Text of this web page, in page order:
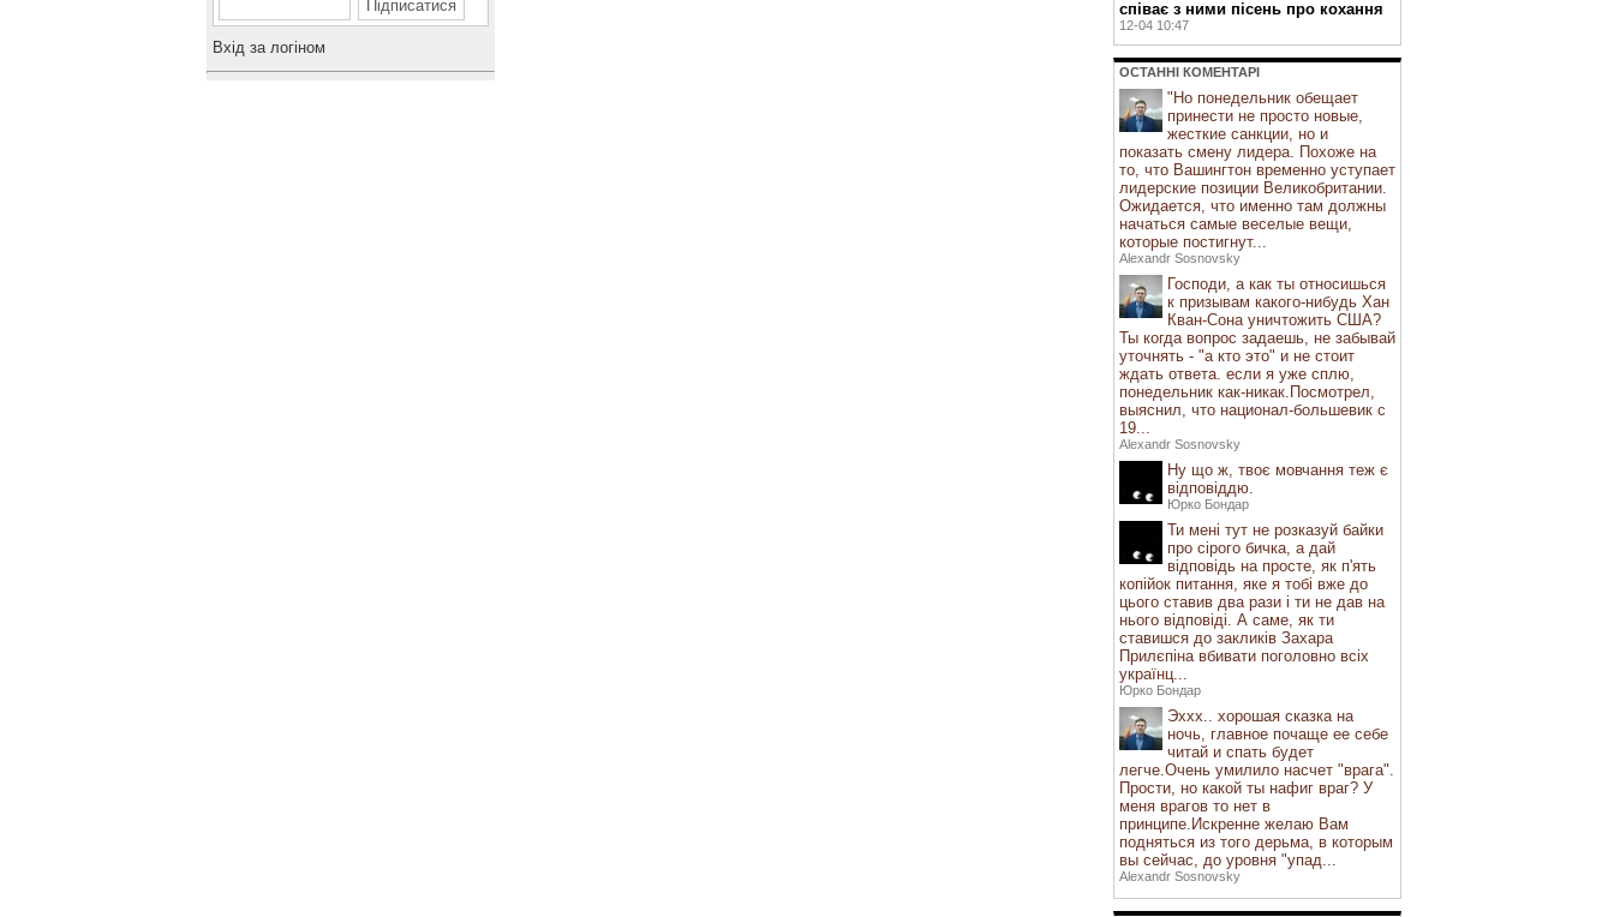
Вхiд за логiном
співає з ними пісень про кохання
12-04 10:47
ОСТАННI КОМЕНТАРI
"Но понедельник обещает
принести не просто новые,
жесткие санкции, но и
показать смену лидера. Похоже на
то, что Вашингтон временно уступает
лидерские позиции Великобритании.
Ожидается, что именно там должны
начаться самые веселые вещи,
которые постигнут...
Alexandr Sosnovsky
Господи, а как ты относишься
к призывам какого-нибудь Хан
Кван-Сона уничтожить США?
Ты когда вопрос задаешь, не забывай
уточнять - "а кто это" и не стоит
ждать ответа. если я уже сплю,
понедельник как-никак.Посмотрел,
выяснил, что национал-большевик с
19...
Alexandr Sosnovsky
Ну що ж, твоє мовчання теж є
відповіддю.
Юрко Бондар
Ти мені тут не розказуй байки
про сірого бичка, а дай
відповідь на просте, як п'ять
копійок питання, яке я тобі вже до
цього ставив два рази і ти не дав на
нього відповіді. А саме, як ти
ставишся до закликів Захара
Прилєпіна вбивати поголовно всіх
українц...
Юрко Бондар
Эххх.. хорошая сказка на
ночь, главное почаще ее себе
читай и спать будет
легче.Очень умилило насчет "врага".
Прости, но какой ты нафиг враг? У
меня врагов то нет в
принципе.Искренне желаю Вам
подняться из того дерьма, в которым
вы сейчас, до уровня "упад...
Alexandr Sosnovsky